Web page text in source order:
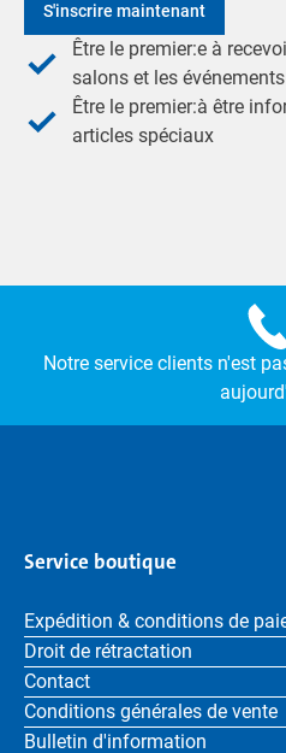
S'inscrire maintenant
Être le premier:e à
salons et les événements
Être le premier:à être
articles spéciaux
Notre service clients n'est
Service boutique
Expédition & conditions de
Droit de rétractation
Contact
Conditions générales de vente
Bulletin d'information